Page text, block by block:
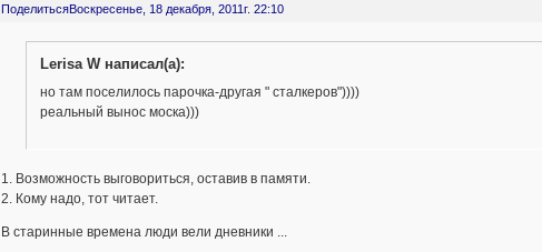
ПоделитьсяВоскресенье, 18 декабря, 2011г. 22:10
Lerisa W написал(а):
но там поселилось парочка-другая " сталкеров"))))
реальный вынос моска)))
1. Возможность выговориться, оставив в памяти.
2. Кому надо, тот читает.
В старинные времена люди вели дневники ...